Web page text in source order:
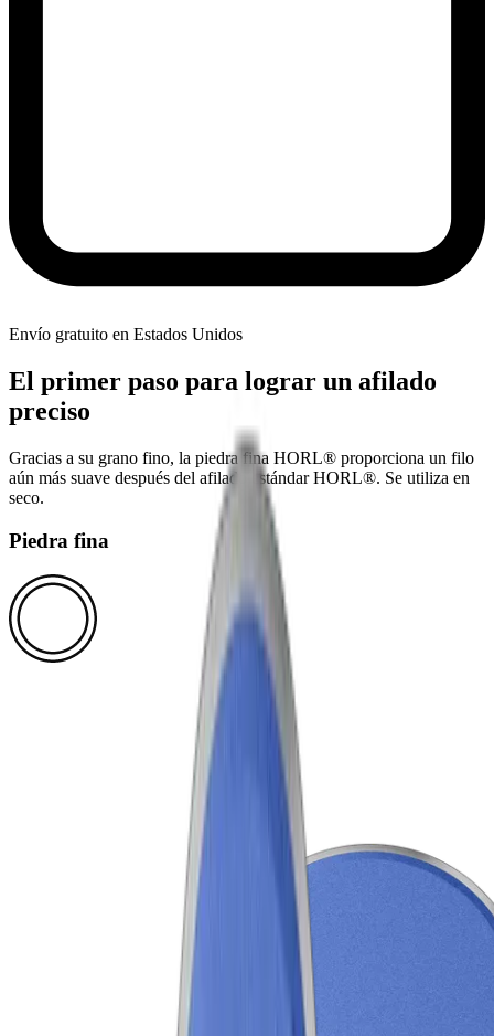
Envío gratuito en Estados Unidos
El primer paso para lograr un afilado
preciso
Gracias a su grano fino, la piedra fina HORL® proporciona un filo
aún más suave después del afilado estándar HORL®. Se utiliza en
seco.
Piedra fina